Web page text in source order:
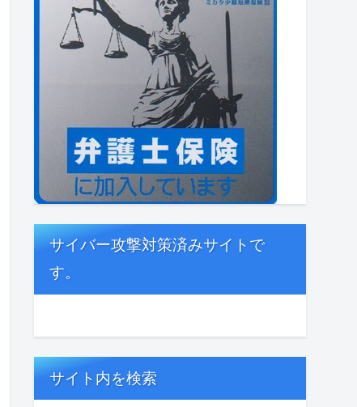
サイバー攻撃対策済みサイトで
す。
サイト内を検索